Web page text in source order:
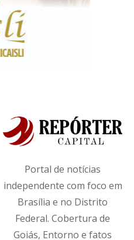
Portal de notícias
independente com foco em
Brasília e no Distrito
Federal. Cobertura de
Goiás, Entorno e fatos